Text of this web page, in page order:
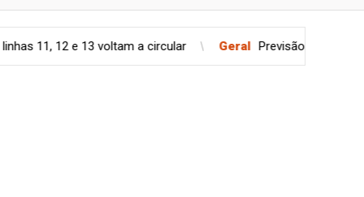
13 voltam a circular Geral Previsão do tempo para